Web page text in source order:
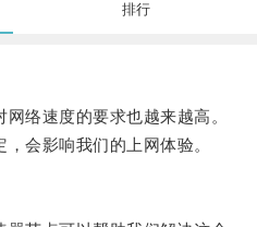
排行
络速度的要求也越来越高。
会影响我们的上网体验。